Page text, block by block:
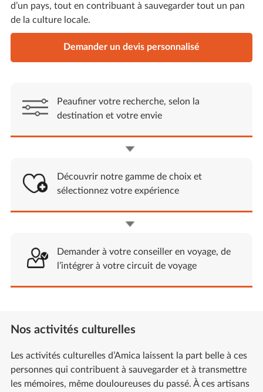
d’un pays, tout en contribuant à sauvegarder tout un pan
de la culture locale.
Demander un devis personnalisé
Peaufiner votre recherche, selon la
destination et votre envie
Découvrir notre gamme de choix et
sélectionnez votre expérience
Demander à votre conseiller en voyage, de
l’intégrer à votre circuit de voyage
Nos activités culturelles
Les activités culturelles d’Amica laissent la part belle à ces
personnes qui contribuent à sauvegarder et à transmettre
les mémoires, même douloureuses du passé. À ces artisans